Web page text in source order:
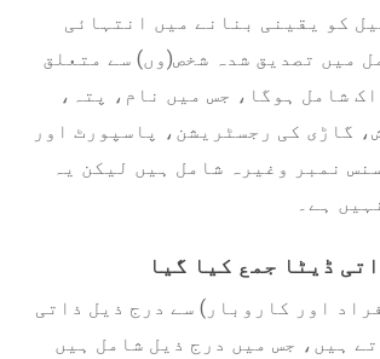
کو یقینی بنانے میں انتہائی
میں تصدیق شدہ شخص(وں) سے متعلق
شامل ہوگا، جس میں نام، پتہ،
گاڑی کی رجسٹریشن، پاسپورٹ اور
نمبر وغیرہ شامل ہیں لیکن یہ
ہے۔
ڈیٹا جمع کیا گیا
اور کاروبار) سے درج ذیل ذاتی
ہیں، جس میں درج ذیل شامل ہیں